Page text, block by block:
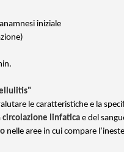
iniziale
le caratteristiche e la
circolazione linfatica e del
nelle aree in cui compare